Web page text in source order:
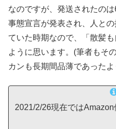
なのですが、発送されたの
事態宣言が発表され、人と
ていた時期なので、「散髪
ように思います。(筆者もそ
カンも長期間品薄であったよ
2021/2/26現在ではAmazon